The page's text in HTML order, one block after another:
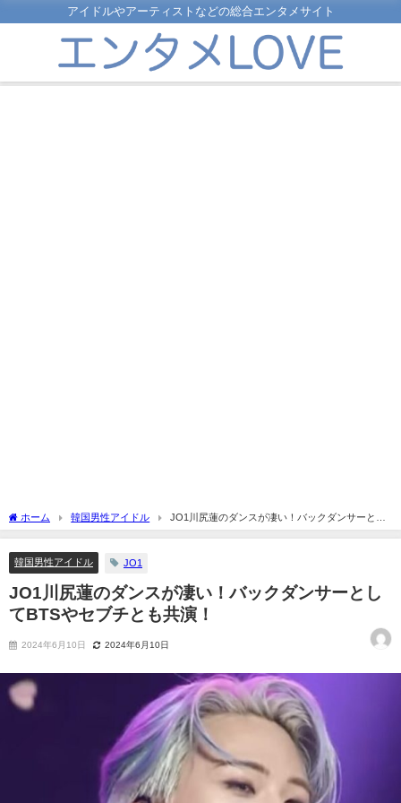
アイドルやアーティストなどの総合エンタメサイト
ホーム 韓国男性アイドル
JO1川尻蓮のダンスが凄い！バックダンサーとし
てBTSやセブチとも共演！
韓国男性アイドル JO1
JO1川尻蓮のダンスが凄い！バックダンサーとし
てBTSやセブチとも共演！
2024年6月10日 2024年6月10日